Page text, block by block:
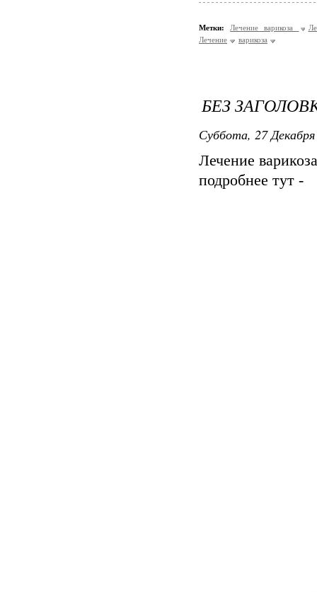
Метки: Лечение варикоза
Лечение
варикоза
БЕЗ
Суббота, 27
Лечение
подробнее тут -